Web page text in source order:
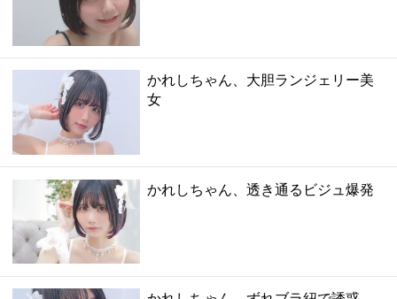
かれしちゃん、大胆ランジェリー美
女
かれしちゃん、透き通るビジュ爆発